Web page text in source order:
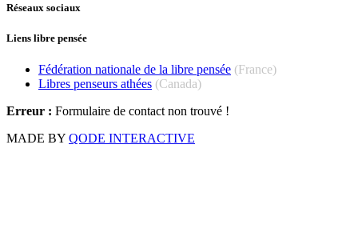
Réseaux sociaux
Liens libre pensée
Fédération nationale de la libre pensée (France)
Libres penseurs athées (Canada)
Erreur : Formulaire de contact non trouvé !
MADE BY QODE INTERACTIVE